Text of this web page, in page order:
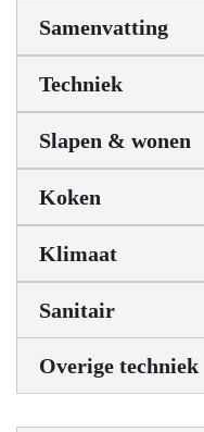
Samenvatting
Techniek
Slapen & wonen
Koken
Klimaat
Sanitair
Overige techniek